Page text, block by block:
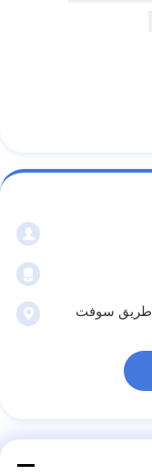
غرفة سوفت فيو سنتر A-705 ، رقم 1A-4 طريق سوفت